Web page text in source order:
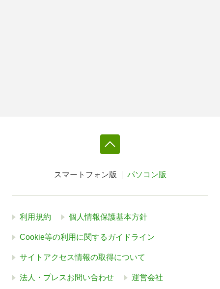
スマートフォン版 パソコン版
利用規約 個人情報保護基本方針
Cookie等の利用に関するガイドライン
サイトアクセス情報の取得について
法人・プレスお問い合わせ 運営会社